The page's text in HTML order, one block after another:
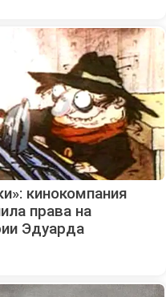
кинокомпания
права на
Эдуарда